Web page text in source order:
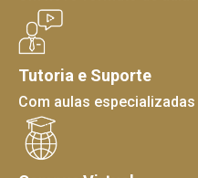
Tutoria e Suporte
Com aulas especializadas